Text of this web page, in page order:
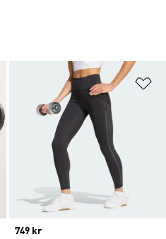
Lägg till på önskelistan
Price
749 kr